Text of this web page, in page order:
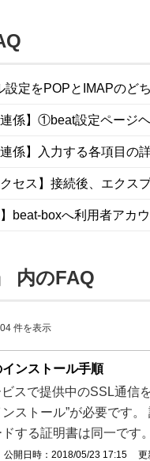
設定をPOPとIMAPのど
連係】①beat設定ページ
連係】入力する各項目の
クセス】接続後、エクス
】beat-boxへ利用者アカ
内のFAQ
件を表示
ンストール手順
スで提供中のSSL通信
ンストール”が必要です
ドする証明書は同一で
公開日時：2018/05/23 17:15 更